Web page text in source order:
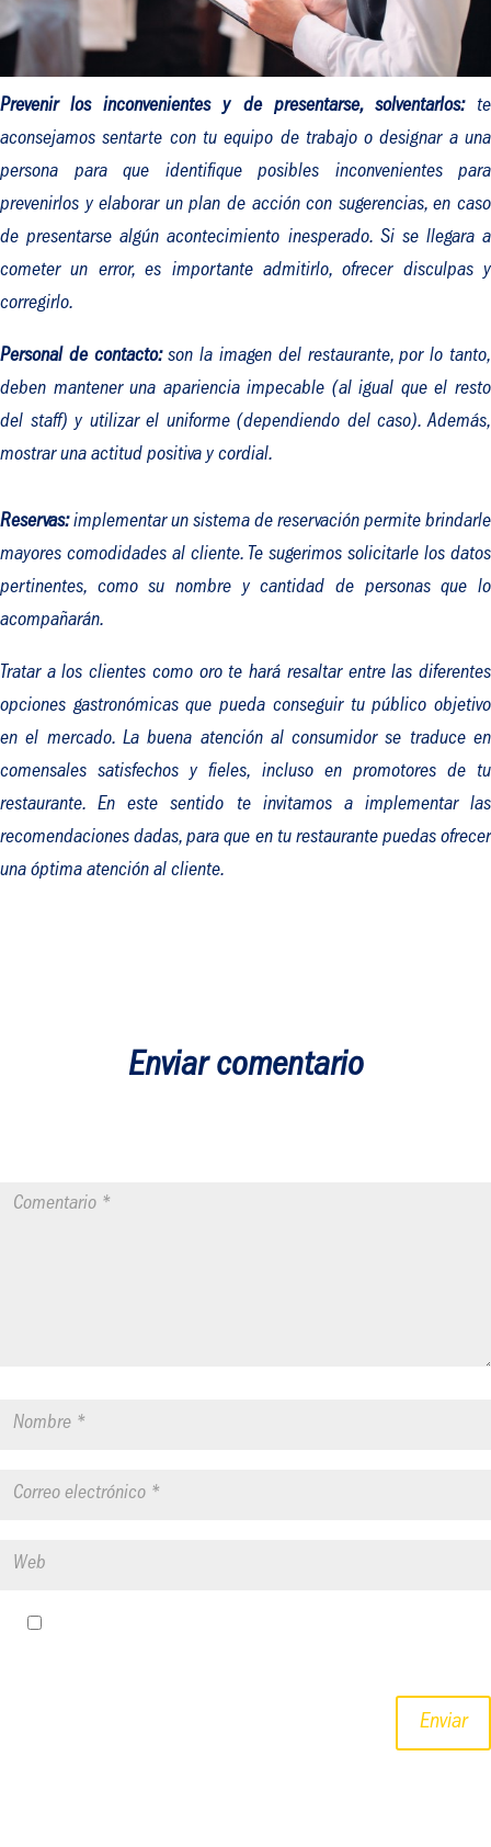
Prevenir los inconvenientes y de presentarse, solventarlos:
te
aconsejamos sentarte con tu equipo de trabajo o designar a una
persona para que identifique posibles inconvenientes para
prevenirlos y elaborar un plan de acción con sugerencias, en caso
de presentarse algún acontecimiento inesperado. Si se llegara a
cometer un error, es importante admitirlo, ofrecer disculpas y
corregirlo.
Personal de contacto: son la imagen del restaurante, por lo tanto,
deben mantener una apariencia impecable (al igual que el resto
del staff) y utilizar el uniforme (dependiendo del caso). Además,
mostrar una actitud positiva y cordial.
Reservas: implementar un sistema de reservación permite brindarle
mayores comodidades al cliente. Te sugerimos solicitarle los datos
pertinentes, como su nombre y cantidad de personas que lo
acompañarán.
Tratar a los clientes como oro te hará resaltar entre las diferentes
opciones gastronómicas que pueda conseguir tu público objetivo
en el mercado. La buena atención al consumidor se traduce en
comensales satisfechos y fieles, incluso en promotores de tu
restaurante. En este sentido te invitamos a implementar las
recomendaciones dadas, para que en tu restaurante puedas ofrecer
una óptima atención al cliente.
Enviar comentario